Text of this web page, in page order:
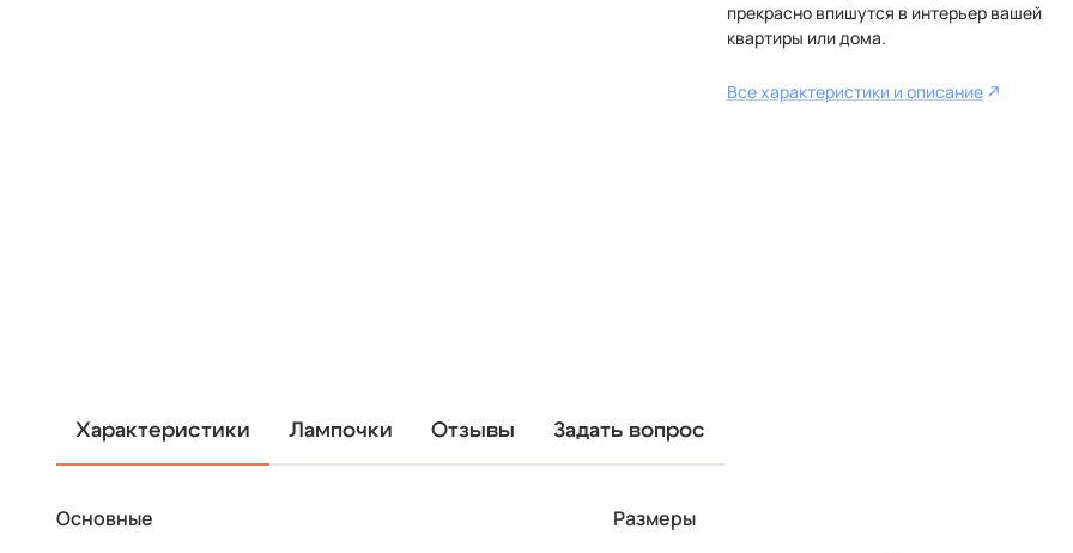
прекрасно впишутся в интерьер вашей
квартиры или дома.
Все характеристики и описание
Характеристики Лампочки Отзывы Задать вопрос
Основные Размеры